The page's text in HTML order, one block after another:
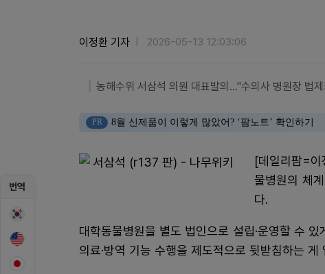
번역
이정환 기자 2026-05-13 12:03:06
농해수위 서삼석 의원 대표발의…"수의사 병원장 법
PR 8월 신제품이 이렇게 많았어? ‘팜노트’ 확인하기
[데일리팜=
물병원의 체
다.
대학동물병원을 별도 법인으로 설립·운영할 수
의료·방역 기능 수행을 제도적으로 뒷받침하는 게